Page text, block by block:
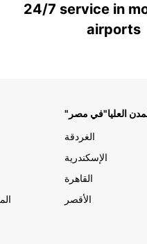
24/7 service in
airports
العليا"في مصر
الغردقة
الإسكندرية
القاهرة
الأقصر